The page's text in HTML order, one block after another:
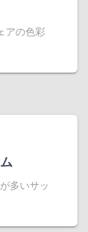
アの色彩
多いサッ